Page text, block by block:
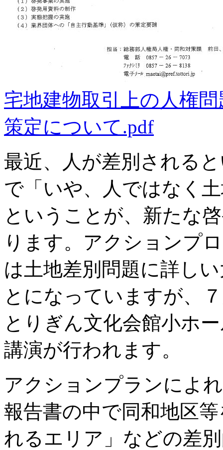
宅地建物取引上の人権
策定について.pdf
最近、人が差別される
で「いや、人ではなく
ということが、新たな
ります。アクションプ
は土地差別問題に詳し
とになっていますが、
とりぎん文化会館小ホ
講演が行われます。
アクションプランによ
報告書の中で同和地区
れるエリア」などの差